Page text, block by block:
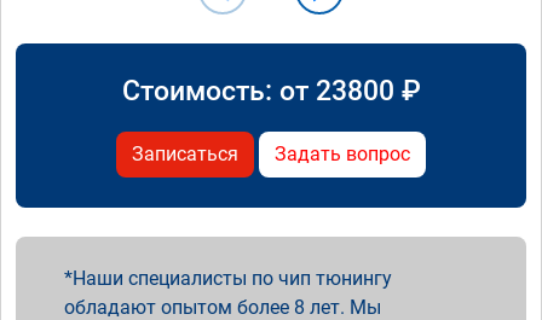
Стоимость: от 23800 ₽
Записаться Задать вопрос
Наши специалисты по чип тюнингу
обладают опытом более 8 лет. Мы